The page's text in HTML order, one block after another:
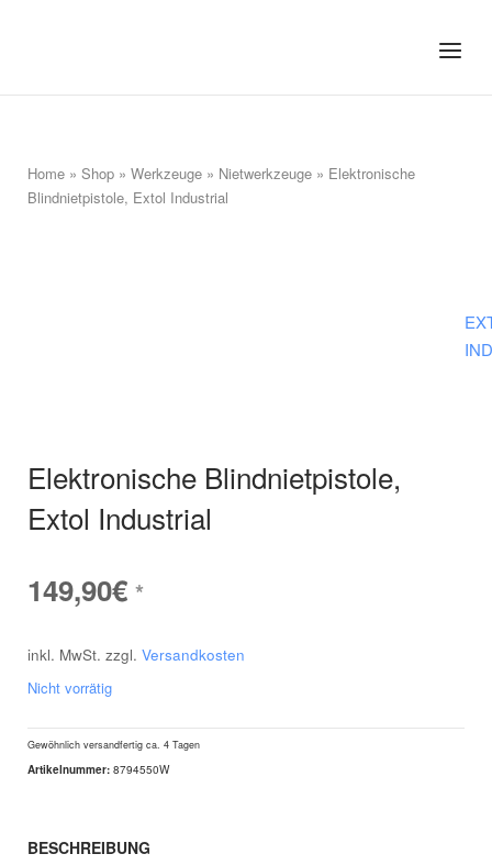
Menu
Home » Shop » Werkzeuge » Nietwerkzeuge » Elektronische
Blindnietpistole, Extol Industrial
Elektronische Blindnietpistole,
Extol Industrial
149,90€ *
inkl. MwSt. zzgl. Versandkosten
Nicht vorrätig
Gewöhnlich versandfertig ca. 4 Tagen
Artikelnummer: 8794550W
BESCHREIBUNG